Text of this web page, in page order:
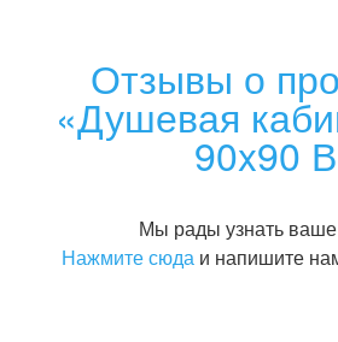
Отзывы о
«Душевая
90x90
Мы рады узнать
Нажмите сюда и напишите